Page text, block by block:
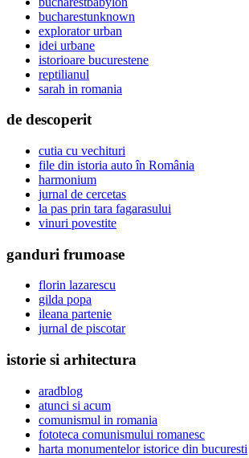
bucharestunknown
explorator urban
idei urbane
istorioare bucurestene
reptilianul
sarah in romania
de descoperit
cutia cu vechituri
file din istoria auto în România
harmonium
jurnal de cercetas
la pas prin tara fagarasului
vinuri povestite
ganduri frumoase
florin lazarescu
gilda popa
ileana partenie
jurnal de piscotar
istorie si arhitectura
aradblog
atunci si acum
comunismul in romania
fototeca comunismului romanesc
harta monumentelor istorice din bucuresti